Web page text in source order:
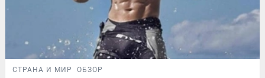
СТРАНА И МИР ОБЗОР